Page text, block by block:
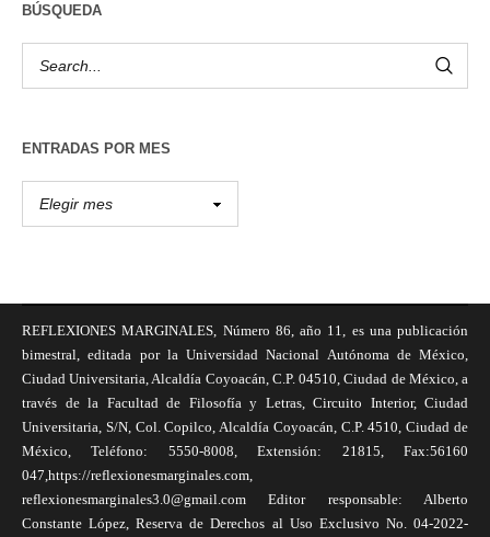
BÚSQUEDA
ENTRADAS POR MES
REFLEXIONES MARGINALES, Número 86, año 11, es una publicación
bimestral, editada por la Universidad Nacional Autónoma de México,
Ciudad Universitaria, Alcaldía Coyoacán, C.P. 04510, Ciudad de México, a
través de la Facultad de Filosofía y Letras, Circuito Interior, Ciudad
Universitaria, S/N, Col. Copilco, Alcaldía Coyoacán, C.P. 4510, Ciudad de
México, Teléfono: 5550-8008, Extensión: 21815, Fax:56160
047,https://reflexionesmarginales.com,
reflexionesmarginales3.0@gmail.com Editor responsable: Alberto
Constante López, Reserva de Derechos al Uso Exclusivo No. 04-2022-